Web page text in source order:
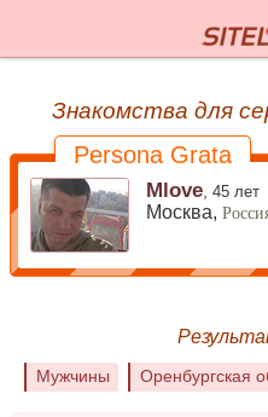
Знакомства для
Persona Grata
Mlove ,45 лет
Москва,
Мужчины Оренбургская